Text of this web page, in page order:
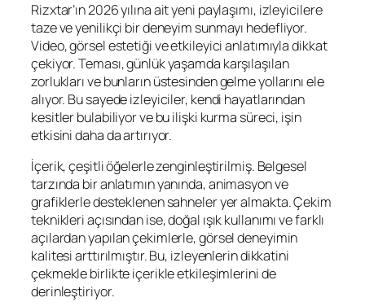
Rizxtar’ın 2026 yılına ait yeni paylaşımı, izleyicilere
taze ve yenilikçi bir deneyim sunmayı hedefliyor.
Video, görsel estetiği ve etkileyici anlatımıyla dikkat
çekiyor. Teması, günlük yaşamda karşılaşılan
zorlukları ve bunların üstesinden gelme yollarını ele
alıyor. Bu sayede izleyiciler, kendi hayatlarından
kesitler bulabiliyor ve bu ilişki kurma süreci, işin
etkisini daha da artırıyor.
İçerik, çeşitli öğelerle zenginleştirilmiş. Belgesel
tarzında bir anlatımın yanında, animasyon ve
grafiklerle desteklenen sahneler yer almakta. Çekim
teknikleri açısından ise, doğal ışık kullanımı ve farklı
açılardan yapılan çekimlerle, görsel deneyimin
kalitesi arttırılmıştır. Bu, izleyenlerin dikkatini
çekmekle birlikte içerikle etkileşimlerini de
derinleştiriyor.